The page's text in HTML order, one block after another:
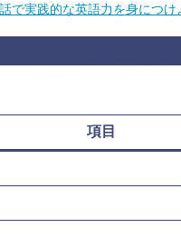
で実践的な英語力を身につけ
項目